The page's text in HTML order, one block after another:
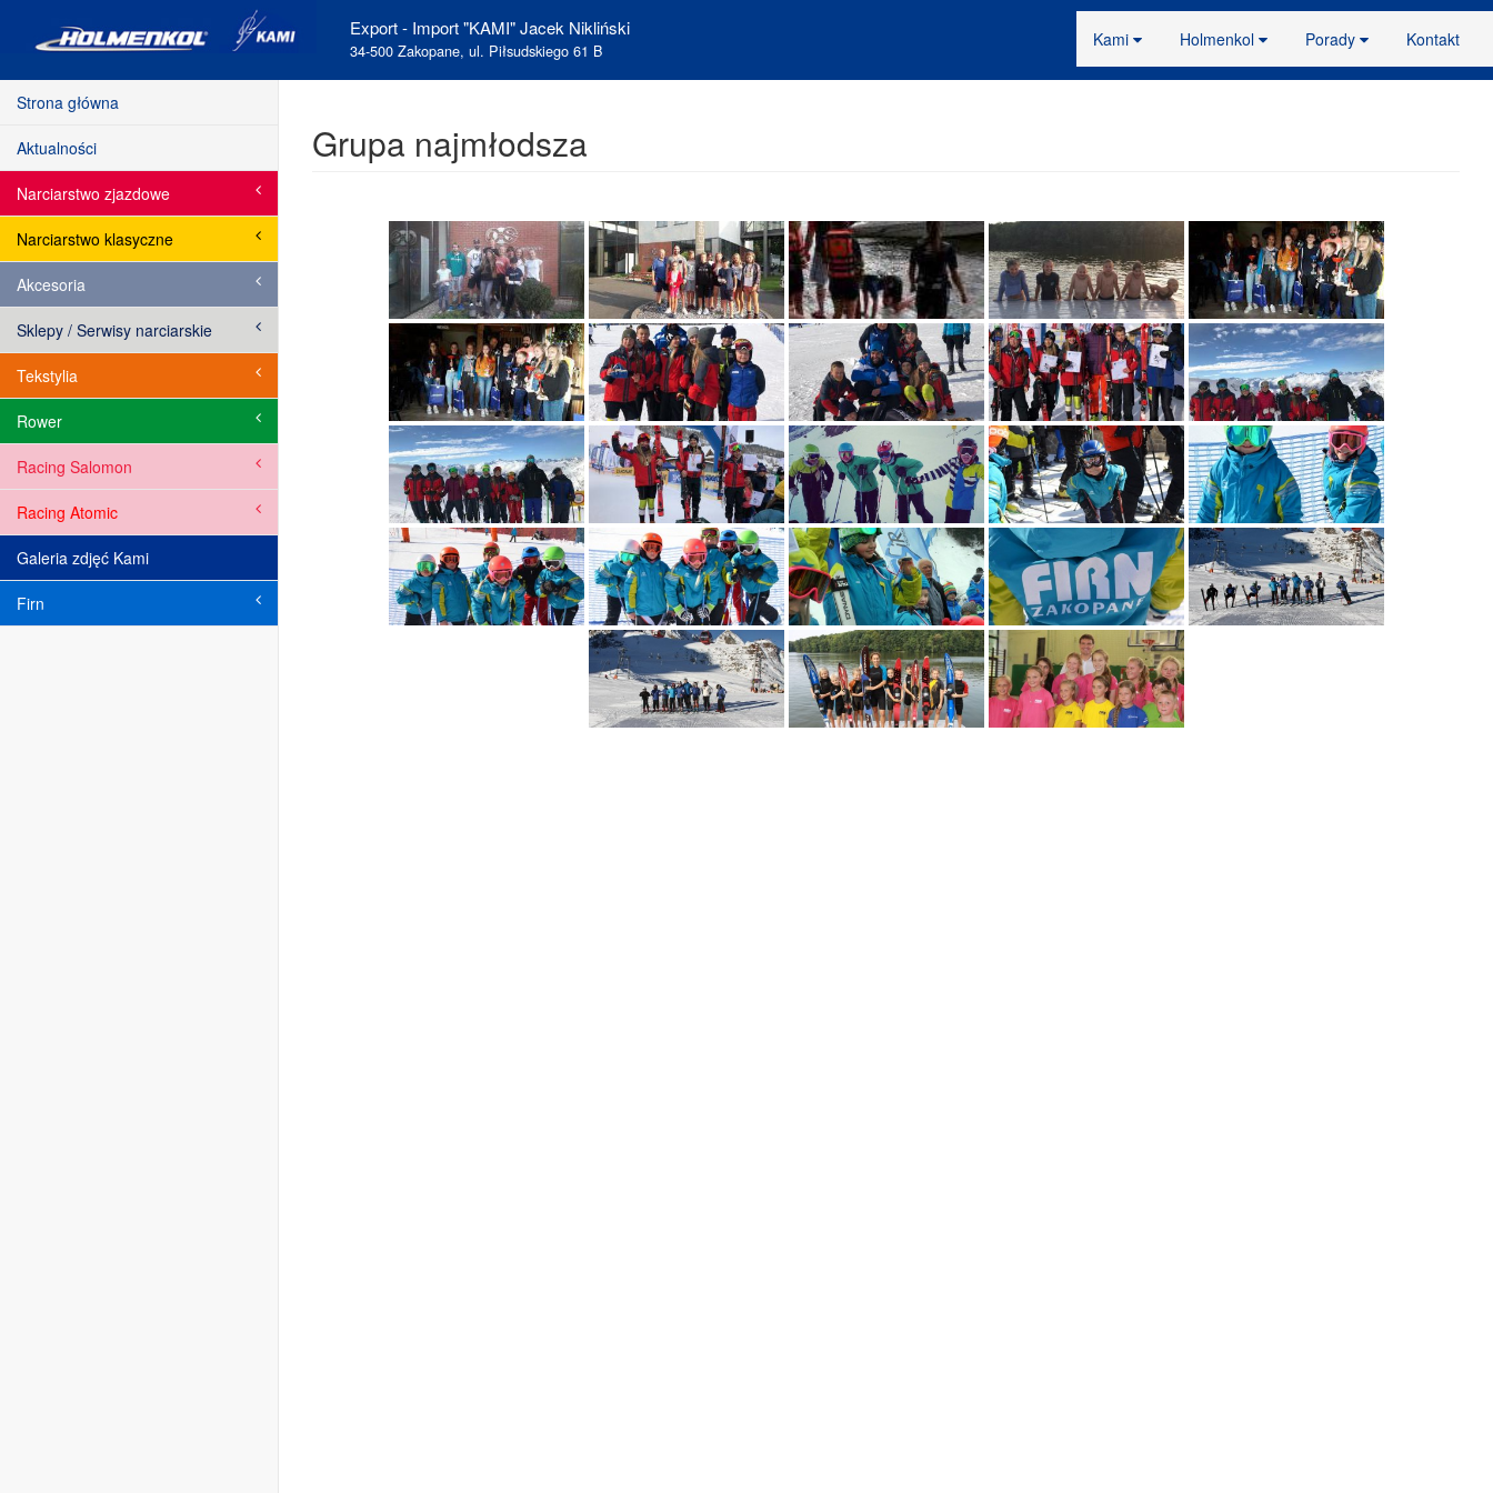
Export - Import "KAMI" Jacek Nikliński
34-500 Zakopane, ul. Piłsudskiego 61 B
Kami Holmenkol Porady Kontakt
Strona główna
Aktualności
Narciarstwo zjazdowe
Narciarstwo klasyczne
Akcesoria
Sklepy / Serwisy narciarskie
Tekstylia
Rower
Racing Salomon
Racing Atomic
Galeria zdjęć Kami
Firn
Grupa najmłodsza